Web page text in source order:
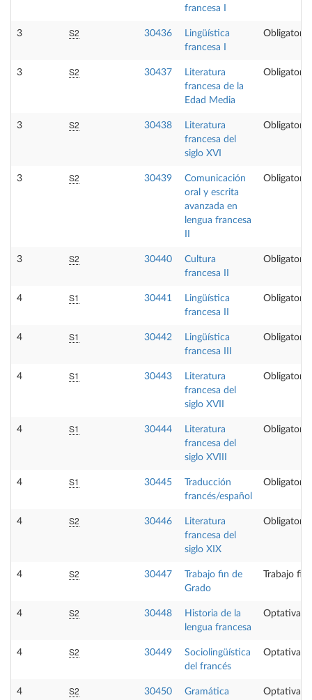
francesa I
3 S2 30436
Lingüística
francesa I
Obligatoria
3 S2 30437
Literatura
francesa de la
Edad Media
Obligatoria
3 S2 30438
Literatura
francesa del
siglo XVI
Obligatoria
3 S2 30439
Comunicación
oral y escrita
avanzada en
lengua francesa
Obligatoria
3 S2 30440
Cultura
francesa II
Obligatoria
4 S1 30441
Lingüística
francesa II
Obligatoria
4 S1 30442
Lingüística
francesa III
Obligatoria
4 S1 30443
Literatura
francesa del
siglo XVII
Obligatoria
4 S1 30444
Literatura
francesa del
siglo XVIII
Obligatoria
4 S1 30445
Traducción
francés/español
Obligatoria
4 S2 30446
Literatura
francesa del
siglo XIX
Obligatoria
4 S2 30447
Trabajo fin de
Grado
Trabajo
4 S2 30448
Historia de la
lengua francesa
Optativa
4 S2 30449
Sociolingüística
del francés
Optativa
4 S2 30450
Gramática
Optativa